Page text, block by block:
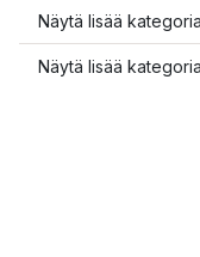
Näytä lisää
Näytä lisää